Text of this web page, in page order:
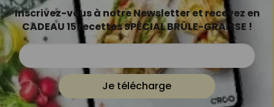
Inscrivez-vous à notre Newsletter et recevez en
CADEAU 15 recettes SPÉCIAL BRÛLE-GRAISSE !
Je télécharge